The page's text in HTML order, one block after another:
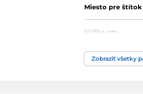
Miesto pre štítok
Výška cm
Motív
Zobraziť všetky